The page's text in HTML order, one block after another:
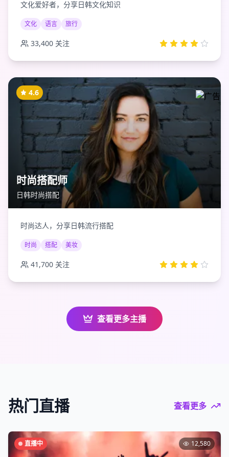
文化爱好者，分享日韩文化知识
文化 语言 旅行
33,400 关注
4.6
时尚搭配师
日韩时尚搭配
时尚达人，分享日韩流行搭配
时尚 搭配 美妆
41,700 关注
查看更多主播
热门直播 查看更多
直播中 12,580